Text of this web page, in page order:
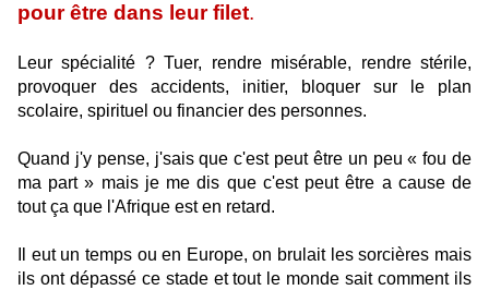
pour être dans leur filet.
Leur spécialité ? Tuer, rendre misérable, rendre stérile,
provoquer des accidents, initier, bloquer sur le plan
scolaire, spirituel ou financier des personnes.
Quand j'y pense, j'sais que c'est peut être un peu « fou de
ma part » mais je me dis que c'est peut être a cause de
tout ça que l'Afrique est en retard.
Il eut un temps ou en Europe, on brulait les sorcières mais
ils ont dépassé ce stade et tout le monde sait comment ils